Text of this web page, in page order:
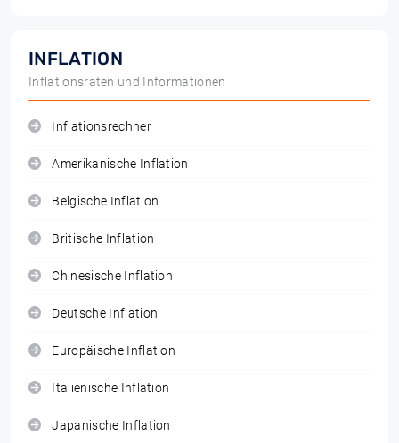
INFLATION
Inflationsraten und Informationen
Inflationsrechner
Amerikanische Inflation
Belgische Inflation
Britische Inflation
Chinesische Inflation
Deutsche Inflation
Europäische Inflation
Italienische Inflation
Japanische Inflation